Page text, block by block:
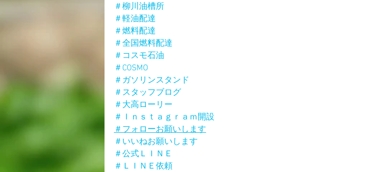
＃柳川油槽所
＃軽油配達
＃燃料配達
＃全国燃料配達
＃コスモ石油
＃COSMO
＃ガソリンスタンド
＃スタッフブログ
＃大高ローリー
＃Ｉｎｓｔａｇｒａｍ開設
＃フォローお願いします
＃いいねお願いします
＃公式ＬＩＮＥ
＃ＬＩＮＥ依頼